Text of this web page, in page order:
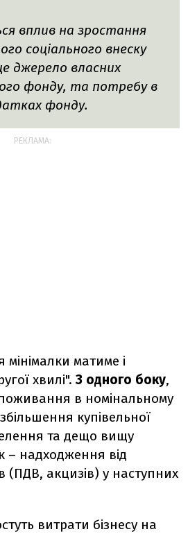
вплив на зростання
соціального внеску
джерело власних
фонду, та потребу в
фонду.
РЕКЛАМА:
матиме і
хвилі". З одного боку,
в номінальному
купівельної
та дещо вищу
– надходження від
(ПДВ, акцизів) у наступних
витрати бізнесу на